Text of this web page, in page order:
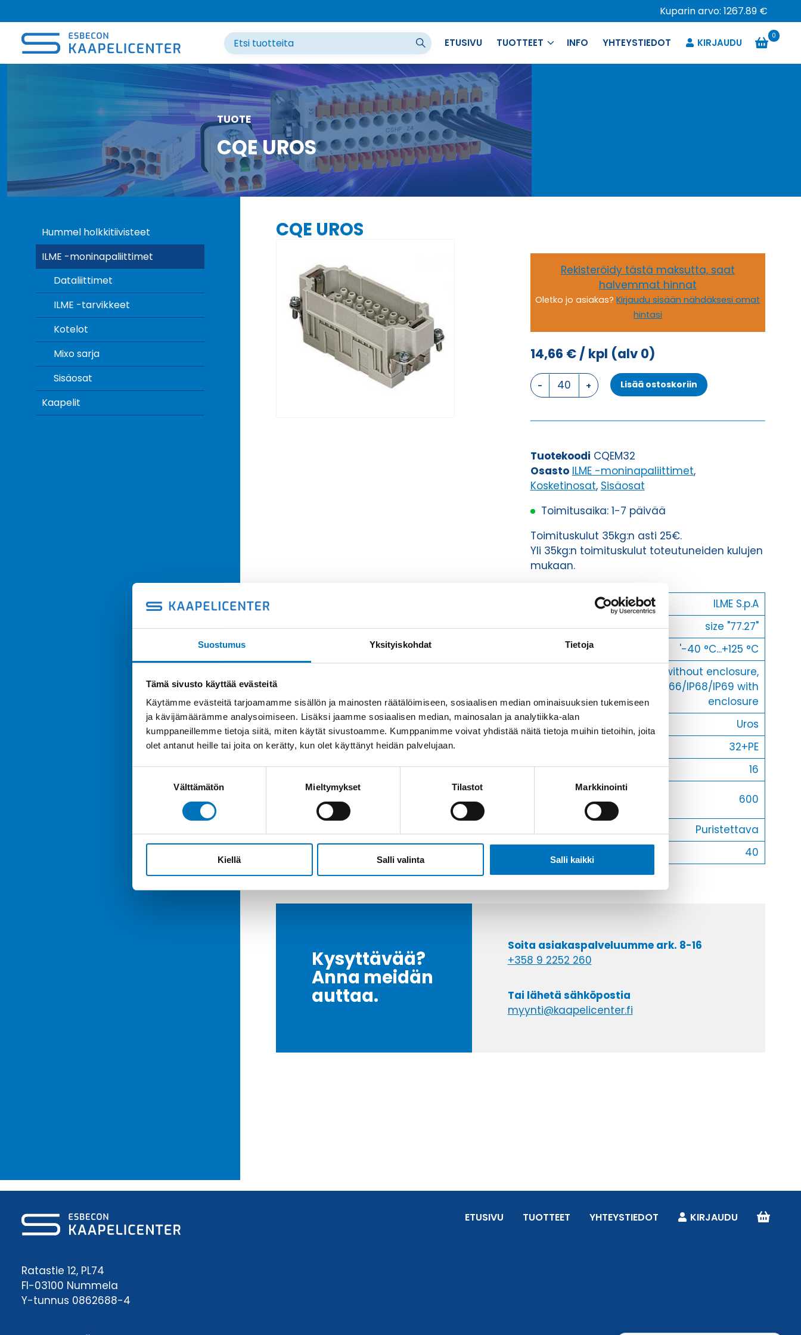
Suostumus Yksityiskohdat Tietoja
Tämä sivusto käyttää evästeitä
Käytämme evästeitä tarjoamamme sisällön ja mainosten räätälöimiseen, sosiaalisen median ominaisuuksien tukemiseen
ja kävijämäärämme analysoimiseen. Lisäksi jaamme sosiaalisen median, mainosalan ja analytiikka-alan
kumppaneillemme tietoja siitä, miten käytät sivustoamme. Kumppanimme voivat yhdistää näitä tietoja muihin tietoihin, joita
olet antanut heille tai joita on kerätty, kun olet käyttänyt heidän palvelujaan.
Välttämätön Mieltymykset Tilastot Markkinointi
Kiellä Salli valinta Salli kaikki
sisältöön
Kuparin arvo: 1267.89 €
ETUSIVU TUOTTEET INFO YHTEYSTIEDOT KIRJAUDU
0
TUOTE
CQE UROS
Hummel holkkitiivisteet
ILME -moninapaliittimet
Dataliittimet
ILME -tarvikkeet
Kotelot
Mixo sarja
Sisäosat
Kaapelit
CQE UROS
Rekisteröidy tästä maksutta, saat
halvemmat hinnat
Oletko jo asiakas?Kirjaudu sisään nähdäksesi omat
hintasi
14,66 €/ kpl (alv 0)
CQE
UROS
Lisää ostoskoriin
Tuotekoodi CQEM32
Osasto ILME -moninapaliittimet,
Kosketinosat, Sisäosat
Toimitusaika: 1-7 päivää
Toimituskulut 35kg:n asti 25€.
Yli 35kg:n toimituskulut toteutuneiden kulujen
mukaan.
ILME S.p.A
Koko
size "77.27"
Käyttölämpötila
'-40 °C...+125 °C
IP20 without enclosure,
IP65/IP66/IP68/IP69 with
enclosure
Uros/Naaras
Uros
32+PE
Max. virta
16
käyttöjännite
600
Puristettava
40
Kysyttävää?
Anna meidän
auttaa.
Soita asiakaspalveluumme ark. 8-16
+358 9 2252 260
Tai lähetä sähköpostia
myynti@kaapelicenter.fi
Ratastie 12, PL74
FI-03100 Nummela
Y-tunnus 0862688-4
ETUSIVU TUOTTEET YHTEYSTIEDOT KIRJAUDU